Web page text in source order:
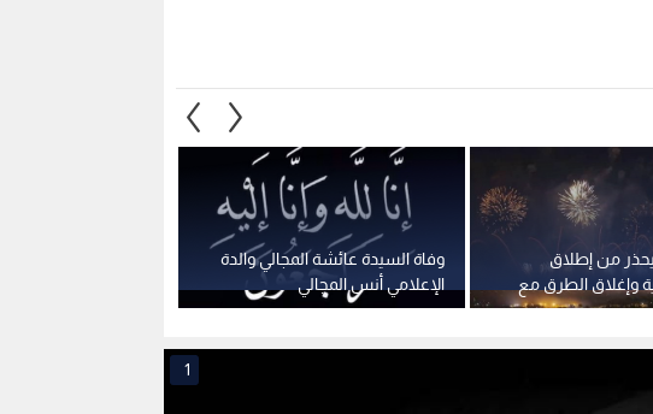
وفاة السيدة عائشة المجالي والدة
الإعلامي أنس المجالي
يحذر من إطلاق
وإغلاق الطرق مع
1